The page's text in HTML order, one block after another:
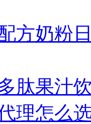
方奶粉
肽果汁
理怎么